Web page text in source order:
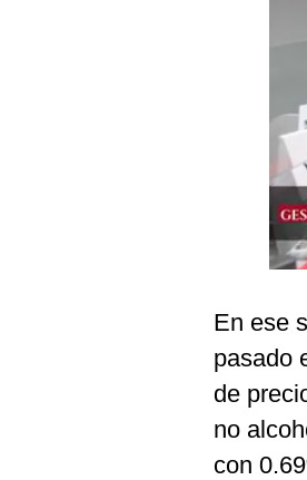
En ese
pasado
de
no
con